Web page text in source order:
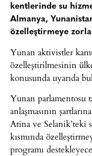
kentlerinde su
Almanya,
özelleştirmeye
Yunan aktivistler
özelleştirilmesinin
konusunda uyarıda
Yunan parlamentosu
anlaşmasının
Atina ve Selanik’teki
kısmında
programı